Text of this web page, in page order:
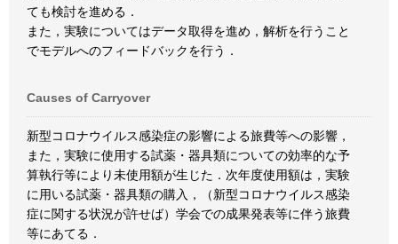
ても検討を進める．
また，実験についてはデータ取得を進め，解析を行うこと
でモデルへのフィードバックを行う．
Causes of Carryover
新型コロナウイルス感染症の影響による旅費等への影響，
また，実験に使用する試薬・器具類についての効率的な予
算執行等により未使用額が生じた．次年度使用額は，実験
に用いる試薬・器具類の購入，（新型コロナウイルス感染
症に関する状況が許せば）学会での成果発表等に伴う旅費
等にあてる．